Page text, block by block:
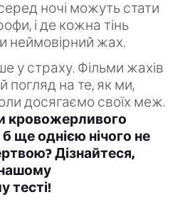
ночі можуть стати
і де кожна тінь
неймовірний жах.
у страху. Фільми жахів
на те, як ми,
досягаємо своїх меж.
кровожерливого
ще однією нічого не
Дізнайтеся,
тесті!